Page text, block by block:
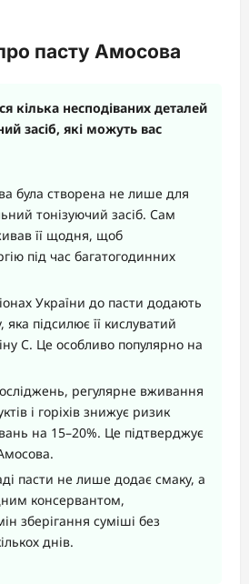
пасту Амосова
кілька несподіваних деталей
засіб, які можуть вас
була створена не лише для
тонізуючий засіб. Сам
її щодня, щоб
під час багатогодинних
України до пасти додають
підсилює її кислуватий
С. Це особливо популярно на
регулярне вживання
і горіхів знижує ризик
на 15–20%. Це підтверджує
пасти не лише додає смаку, а
консервантом,
зберігання суміші без
днів.